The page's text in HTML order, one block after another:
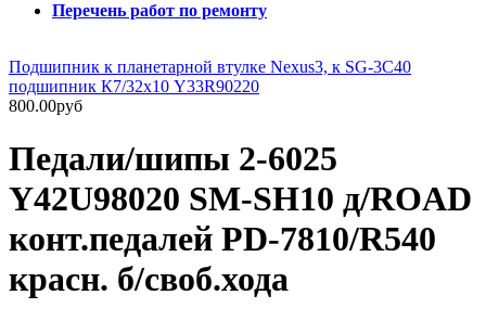
Перечень работ по ремонту
Подшипник к планетарной втулке Nexus3, к SG-3C40
подшипник К7/32х10 Y33R90220
800.00руб
Педали/шипы 2-6025
Y42U98020 SM-SH10 д/ROAD
конт.педалей PD-7810/R540
красн. б/своб.хода